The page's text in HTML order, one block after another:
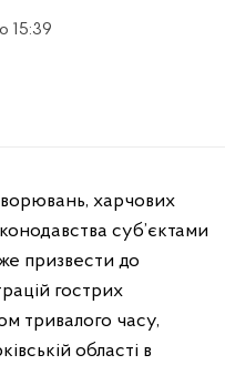
15:39
суб’єктами
призвести до
гострих
тривалого часу,
області в